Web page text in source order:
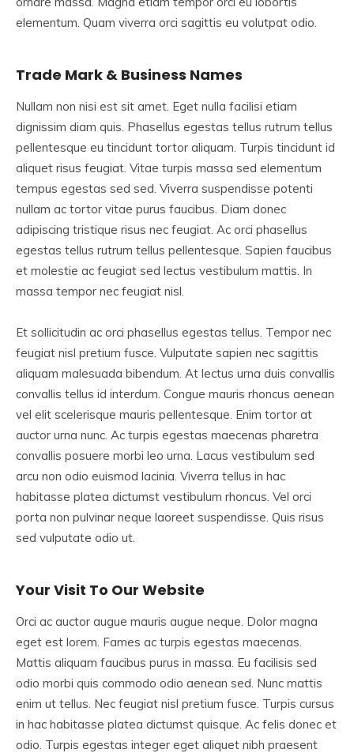
elementum. Quam viverra orci sagittis eu volutpat odio.
Trade Mark & Business Names
Nullam non nisi est sit amet. Eget nulla facilisi etiam
dignissim diam quis. Phasellus egestas tellus rutrum tellus
pellentesque eu tincidunt tortor aliquam. Turpis tincidunt id
aliquet risus feugiat. Vitae turpis massa sed elementum
tempus egestas sed sed. Viverra suspendisse potenti
nullam ac tortor vitae purus faucibus. Diam donec
adipiscing tristique risus nec feugiat. Ac orci phasellus
egestas tellus rutrum tellus pellentesque. Sapien faucibus
et molestie ac feugiat sed lectus vestibulum mattis. In
massa tempor nec feugiat nisl.
Et sollicitudin ac orci phasellus egestas tellus. Tempor nec
feugiat nisl pretium fusce. Vulputate sapien nec sagittis
aliquam malesuada bibendum. At lectus urna duis convallis
convallis tellus id interdum. Congue mauris rhoncus aenean
vel elit scelerisque mauris pellentesque. Enim tortor at
auctor urna nunc. Ac turpis egestas maecenas pharetra
convallis posuere morbi leo urna. Lacus vestibulum sed
arcu non odio euismod lacinia. Viverra tellus in hac
habitasse platea dictumst vestibulum rhoncus. Vel orci
porta non pulvinar neque laoreet suspendisse. Quis risus
sed vulputate odio ut.
Your Visit To Our Website
Orci ac auctor augue mauris augue neque. Dolor magna
eget est lorem. Fames ac turpis egestas maecenas.
Mattis aliquam faucibus purus in massa. Eu facilisis sed
odio morbi quis commodo odio aenean sed. Nunc mattis
enim ut tellus. Nec feugiat nisl pretium fusce. Turpis cursus
in hac habitasse platea dictumst quisque. Ac felis donec et
odio. Turpis egestas integer eget aliquet nibh praesent